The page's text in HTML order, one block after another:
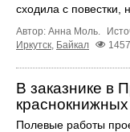
сходила с повестки,
Автор: Анна Моль.
Иркутск Байкал
В заказнике в
Полевые работы